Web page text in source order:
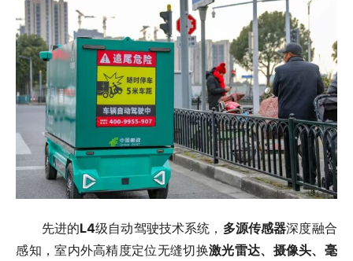
先进的L4级自动驾驶技术系统， 多源传感器深度融合
感知，室内外高精度定位无缝切换激光雷达、摄像头、毫